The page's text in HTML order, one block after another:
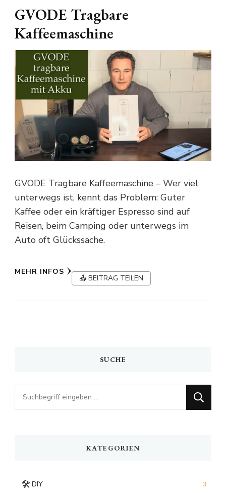
GVODE Tragbare
Kaffeemaschine
GVODE Tragbare Kaffeemaschine – Wer viel
unterwegs ist, kennt das Problem: Guter
Kaffee oder ein kräftiger Espresso sind auf
Reisen, beim Camping oder unterwegs im
Auto oft Glückssache.
MEHR INFOS
📤 BEITRAG TEILEN
SUCHE
Looking
for
KATEGORIEN
🛠️ DIY 3